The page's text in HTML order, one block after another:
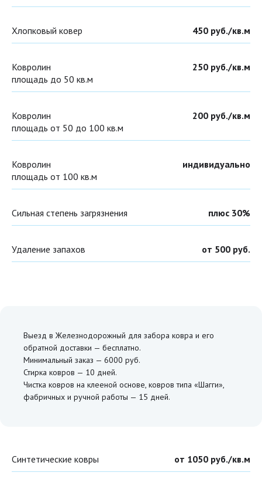
Хлопковый ковер 450 руб./кв.м
Ковролин
площадь до 50 кв.м
250 руб./кв.м
Ковролин
площадь от 50 до 100 кв.м
200 руб./кв.м
Ковролин
площадь от 100 кв.м
индивидуально
Сильная степень загрязнения плюс 30%
Удаление запахов от 500 руб.
Выезд в Железнодорожный для забора ковра и его
обратной доставки — бесплатно.
Минимальный заказ — 6000 руб.
Стирка ковров — 10 дней.
Чистка ковров на клееной основе, ковров типа «Шагги»,
фабричных и ручной работы — 15 дней.
Синтетические ковры от 1050 руб./кв.м